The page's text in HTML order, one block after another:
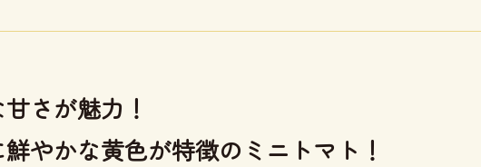
さが魅力！
やかな黄色が特徴のミニトマト！